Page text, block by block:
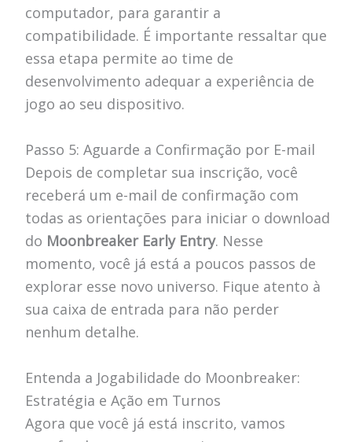
computador, para garantir a
compatibilidade. É importante ressaltar que
essa etapa permite ao time de
desenvolvimento adequar a experiência de
jogo ao seu dispositivo.
Passo 5: Aguarde a Confirmação por E-mail
Depois de completar sua inscrição, você
receberá um e-mail de confirmação com
todas as orientações para iniciar o download
do Moonbreaker Early Entry. Nesse
momento, você já está a poucos passos de
explorar esse novo universo. Fique atento à
sua caixa de entrada para não perder
nenhum detalhe.
Entenda a Jogabilidade do Moonbreaker:
Estratégia e Ação em Turnos
Agora que você já está inscrito, vamos